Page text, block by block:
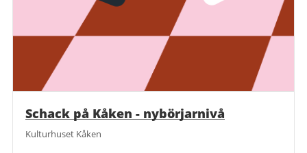
Schack på Kåken - nybörjarnivå
Kulturhuset Kåken